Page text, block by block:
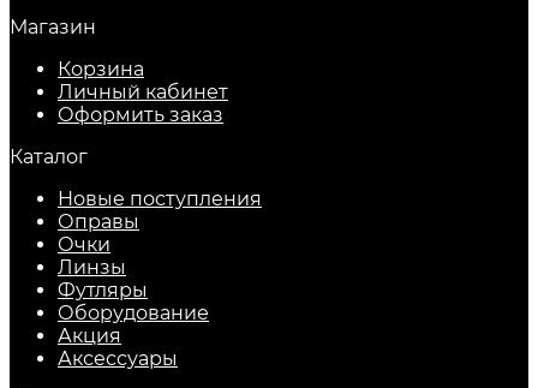
Магазин
Корзина
Личный кабинет
Оформить заказ
Каталог
Новые поступления
Оправы
Очки
Линзы
Футляры
Оборудование
Акция
Аксессуары